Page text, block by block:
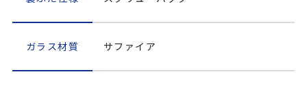
ガラス材質 サファイア